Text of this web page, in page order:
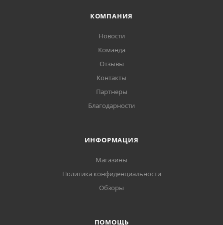
КОМПАНИЯ
Новости
Команда
Отзывы
Контакты
Партнеры
Благодарности
ИНФОРМАЦИЯ
Магазины
Политика конфиденциальности
Обзоры
ПОМОЩЬ